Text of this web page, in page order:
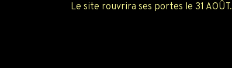
Le site rouvrira ses portes le 31 AOÛT.